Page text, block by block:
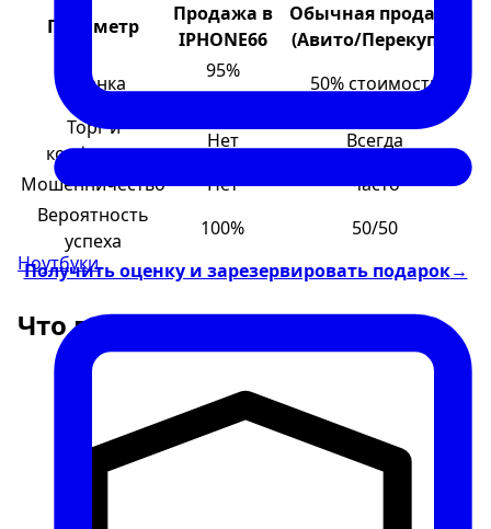
Ноутбуки
Параметр
Продажа в
IPHONE66
Обычная продажа
(Авито/Перекупы)
Оценка
95%
стоимости
50% стоимости
Торг и
конфликты
Нет
Всегда
Мошенничество
Нет
Часто
Вероятность
успеха
100%
50/50
Получить оценку и зарезервировать подарок→
Что важно при сделке?